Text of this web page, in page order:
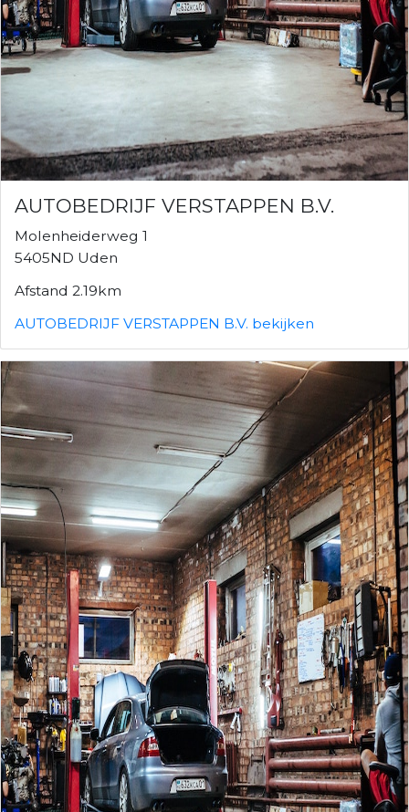
AUTOBEDRIJF VERSTAPPEN B.V.
Molenheiderweg 1
5405ND Uden
Afstand 2.19km
AUTOBEDRIJF VERSTAPPEN B.V. bekijken